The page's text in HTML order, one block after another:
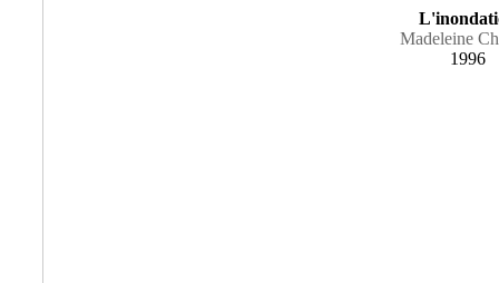
Madeleine
1996